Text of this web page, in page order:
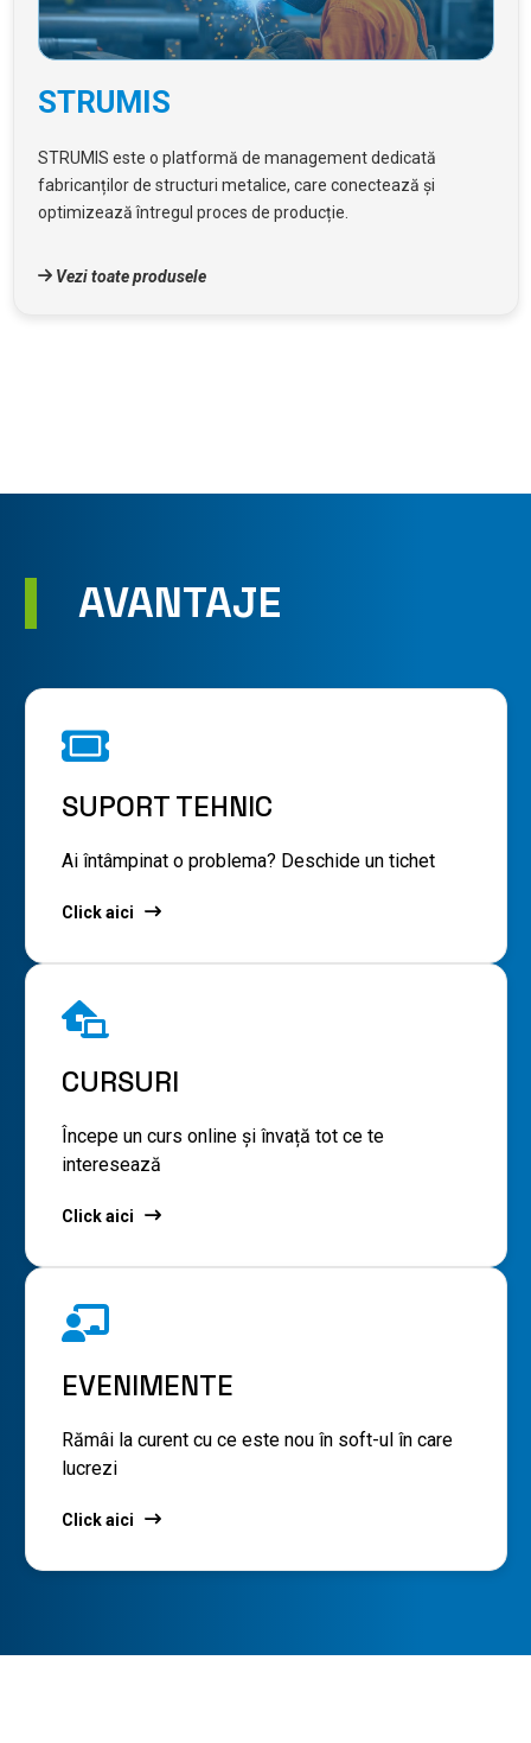
STRUMIS
STRUMIS este o platformă de management dedicată
fabricanților de structuri metalice, care conectează și
optimizează întregul proces de producție.
Vezi toate produsele
AVANTAJE
SUPORT TEHNIC
Ai întâmpinat o problema? Deschide un tichet
Click aici
CURSURI
Începe un curs online și învață tot ce te
interesează
Click aici
EVENIMENTE
Rămâi la curent cu ce este nou în soft-ul în care
lucrezi
Click aici